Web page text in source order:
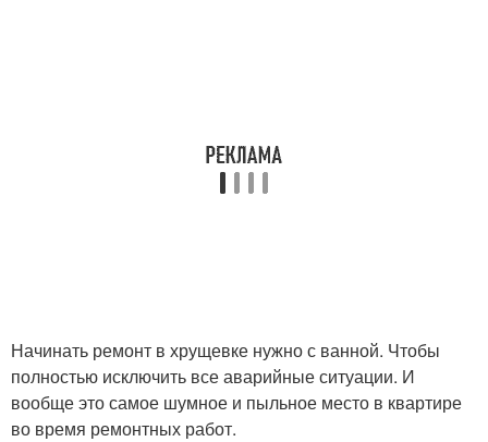
Начинать ремонт в хрущевке нужно с ванной. Чтобы
полностью исключить все аварийные ситуации. И
вообще это самое шумное и пыльное место в квартире
во время ремонтных работ.